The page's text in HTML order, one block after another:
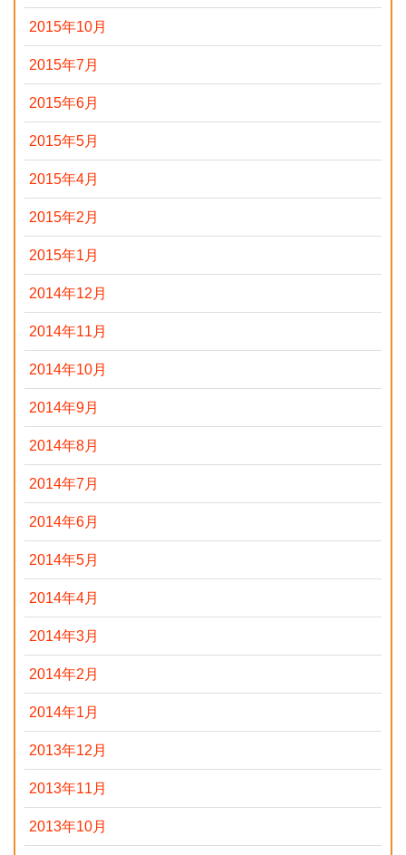
2015年10月
2015年7月
2015年6月
2015年5月
2015年4月
2015年2月
2015年1月
2014年12月
2014年11月
2014年10月
2014年9月
2014年8月
2014年7月
2014年6月
2014年5月
2014年4月
2014年3月
2014年2月
2014年1月
2013年12月
2013年11月
2013年10月